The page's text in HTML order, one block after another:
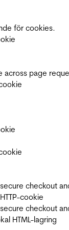
för cookies.
across page
checkout
cookie
checkout
HTML-lagring